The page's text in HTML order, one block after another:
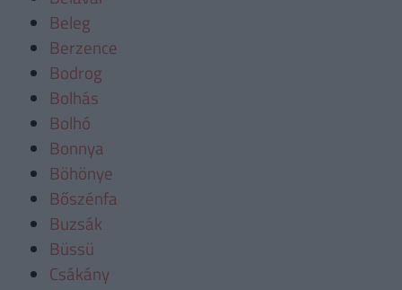
Beleg
Berzence
Bodrog
Bolhás
Bolhó
Bonnya
Böhönye
Bőszénfa
Buzsák
Büssü
Csákány